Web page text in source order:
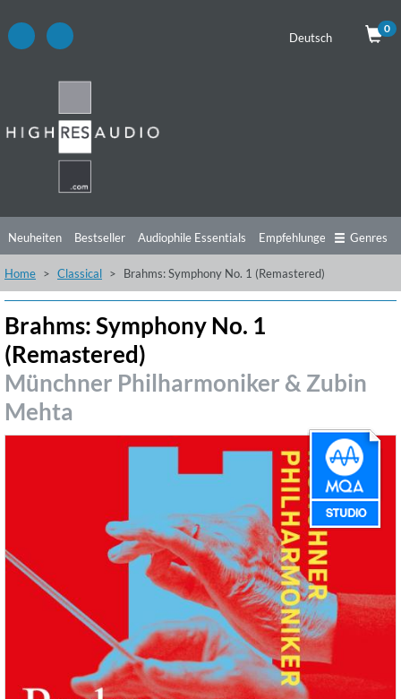
Deutsch
0
Neuheiten Bestseller Audiophile Essentials Empfehlungen
Hörtipps Top Alben Angebote Preorder Vorschau Free Sampler
Genres
Home Classical Brahms: Symphony No. 1 (Remastered)
Brahms: Symphony No. 1
(Remastered)
Münchner Philharmoniker & Zubin
Mehta